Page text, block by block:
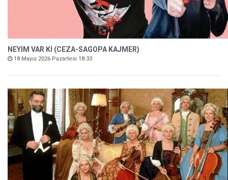
NEYİM VAR Kİ (CEZA-SAGOPA KAJMER)
18 Mayıs 2026 Pazartesi 18:33